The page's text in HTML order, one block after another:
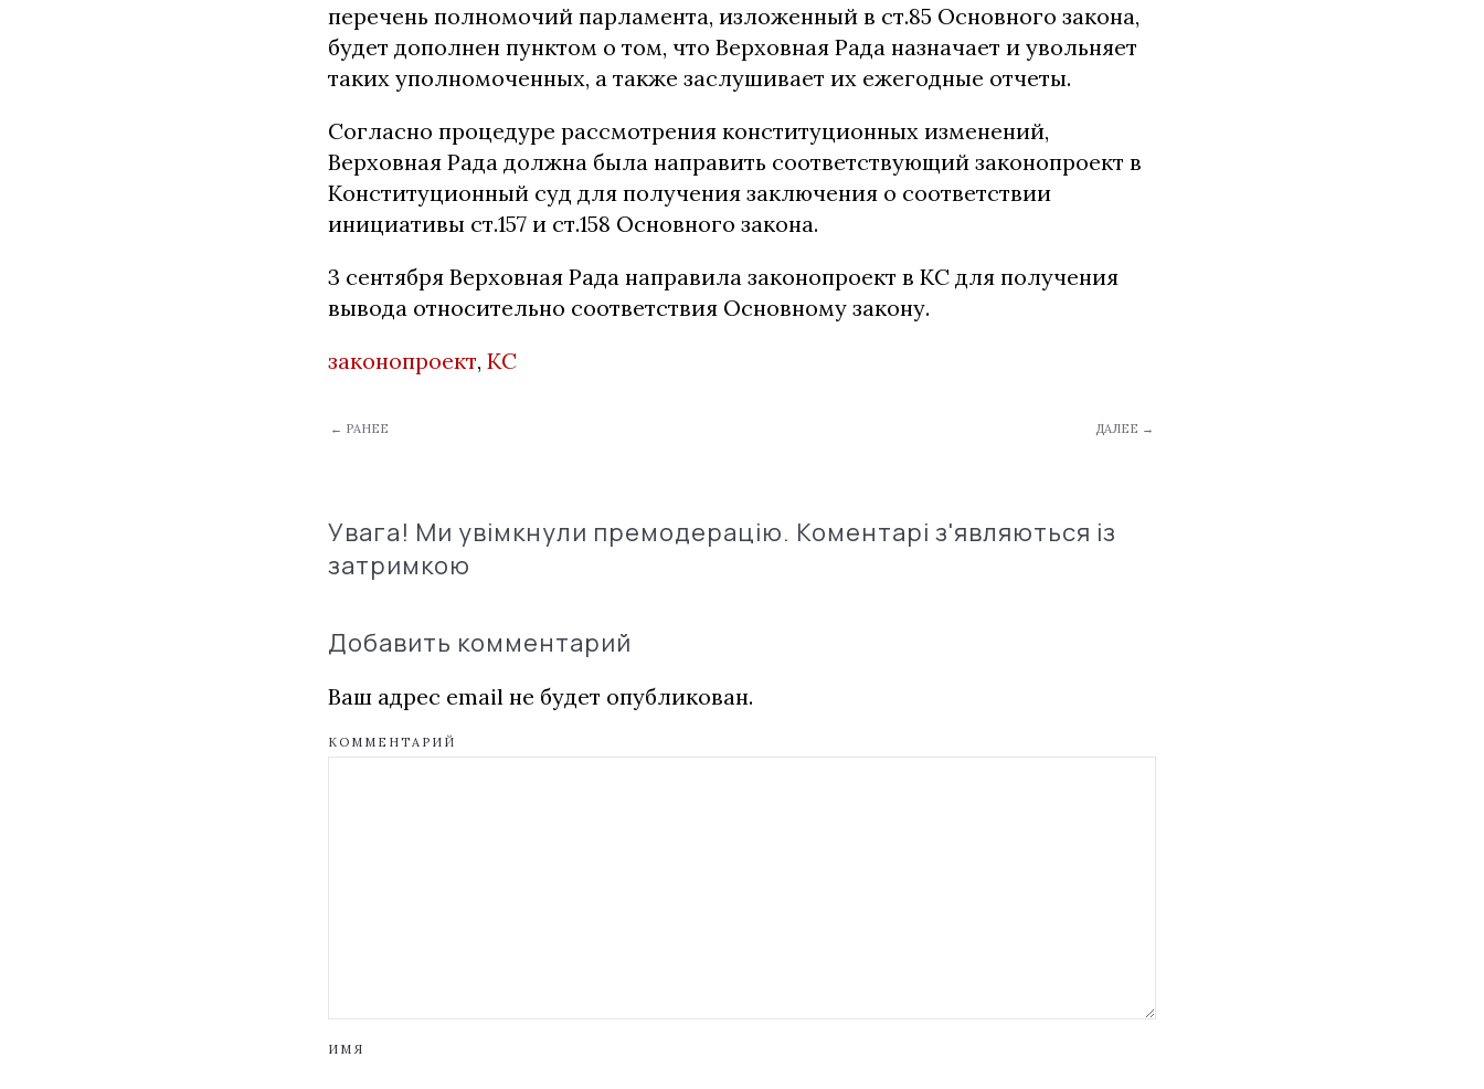
перечень полномочий парламента, изложенный в ст.85 Основного закона,
будет дополнен пунктом о том, что Верховная Рада назначает и увольняет
таких уполномоченных, а также заслушивает их ежегодные отчеты.
Согласно процедуре рассмотрения конституционных изменений,
Верховная Рада должна была направить соответствующий законопроект в
Конституционный суд для получения заключения о соответствии
инициативы ст.157 и ст.158 Основного закона.
3 сентября Верховная Рада направила законопроект в КС для получения
вывода относительно соответствия Основному закону.
законопроект, КС
← РАНЕЕ ДАЛЕЕ →
Увага! Ми увімкнули премодерацію. Коментарі з'являються із
затримкою
Добавить комментарий
Ваш адрес email не будет опубликован.
КОММЕНТАРИЙ
ИМЯ